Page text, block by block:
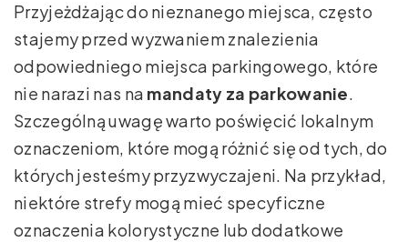
Przyjeżdżając do nieznanego miejsca, często
stajemy przed wyzwaniem znalezienia
odpowiedniego miejsca parkingowego, które
nie narazi nas na mandaty za parkowanie.
Szczególną uwagę warto poświęcić lokalnym
oznaczeniom, które mogą różnić się od tych, do
których jesteśmy przyzwyczajeni. Na przykład,
niektóre strefy mogą mieć specyficzne
oznaczenia kolorystyczne lub dodatkowe